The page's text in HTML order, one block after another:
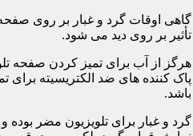
گاهی اوقات گرد و غبار بر روی
تأثیر بر روی دید می شود.
هرگز از آب برای تمیز کردن صفحه
پاک کننده های ضد الکتریسیته برای
باشد.
گرد و غبار برای تلویزیون مضر بوده